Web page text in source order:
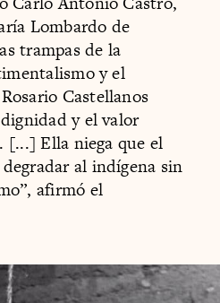
Lombardo de
trampas de la
y el
Castellanos
y el valor
Ella niega que el
al indígena sin
afirmó el